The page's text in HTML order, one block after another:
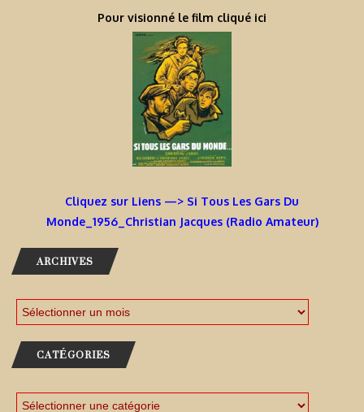
Pour visionné le film cliqué ici
Cliquez sur Liens —> Si Tous Les Gars Du
Monde_1956_Christian Jacques (Radio Amateur)
ARCHIVES
CATÉGORIES